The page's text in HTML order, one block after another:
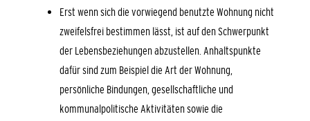
Erst wenn sich die vorwiegend benutzte Wohnung nicht
zweifelsfrei bestimmen lässt, ist auf den Schwerpunkt
der Lebensbeziehungen abzustellen. Anhaltspunkte
dafür sind zum Beispiel die Art der Wohnung,
persönliche Bindungen, gesellschaftliche und
kommunalpolitische Aktivitäten sowie die